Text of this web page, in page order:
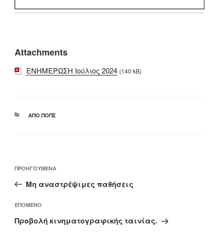
Attachments
ΕΝΗΜΕΡΩΣΗ Ιούλιος 2024 (140 kB)
ΚΑΤΗΓΟΡΊΕΣ
ΑΠΌ ΠΟΠΣ
άρθρων
Προηγούμενο
άρθρο
ΠΡΟΗΓΟΎΜΕΝΑ
Μη αναστρέψιμες παθήσεις
Επόμενο
άρθρο
ΕΠΌΜΕΝΟ
Προβολή κινηματογραφικής ταινίας.